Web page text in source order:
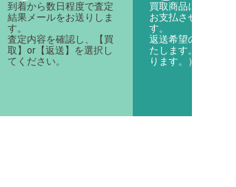
到着から数日程度で査定
結果メールをお送りしま
す。
査定内容を確認し、【買
取】or【返送】を選択し
てください。
買取商品に対する
お支払させていた
す。
返送希望の商品は
たします。（着払
ります。）